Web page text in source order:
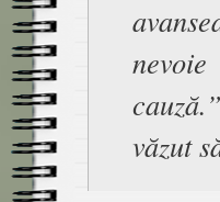
văzut